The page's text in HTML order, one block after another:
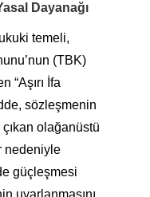
Dayanağı
temeli,
(TBK)
“Aşırı İfa
sözleşmenin
olağanüstü
nedeniyle
güçleşmesi
uyarlanmasını